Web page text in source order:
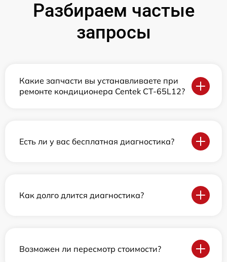
Разбираем частые
запросы
Какие запчасти вы устанавливаете при
ремонте кондиционера Centek CT-65L12?
Есть ли у вас бесплатная диагностика?
Как долго длится диагностика?
Возможен ли пересмотр стоимости?